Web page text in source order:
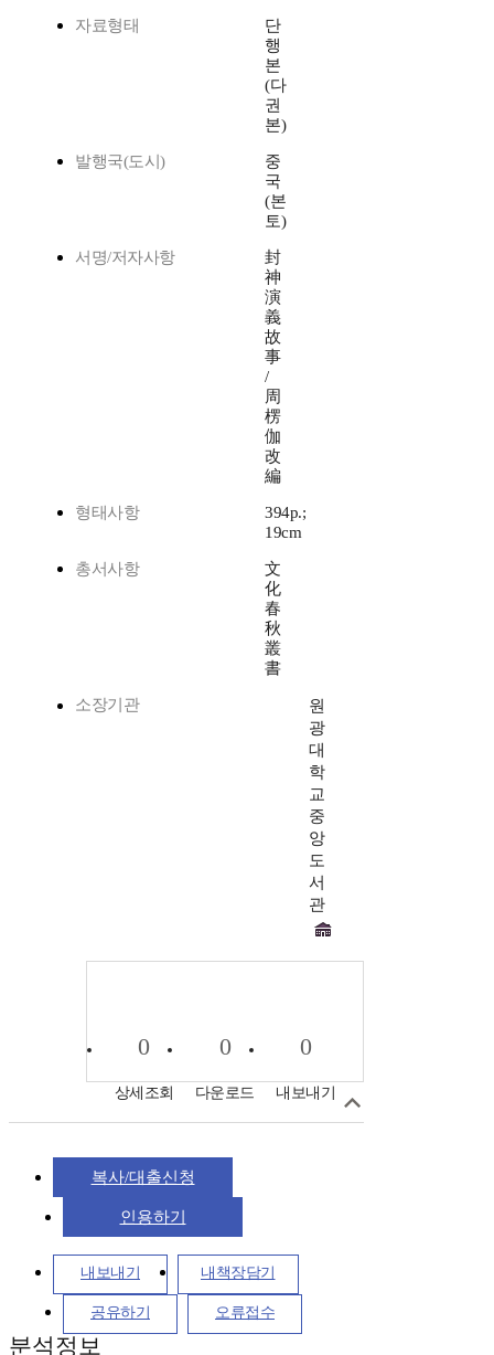
자료형태
단
행
본
(다
권
본)
발행국(도시)
중
국
(본
토)
서명/저자사항
封
神
演
義
故
事
/
周
楞
伽
改
編
형태사항
394p.;
19cm
총서사항
文
化
春
秋
叢
書
소장기관
원
광
대
학
교
중
앙
도
서
관
0
상세조회
0
다운로드
0
내보내기
복사/대출신청
인용하기
내보내기 내책장담기
공유하기 오류접수
분석정보